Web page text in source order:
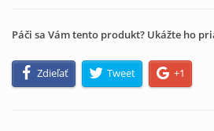
Páči sa Vám tento produkt? Ukážte ho
Zdieľať Tweet +1